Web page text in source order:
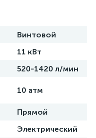
Винтовой
11 кВт
520-1420 л/мин
10 атм
Прямой
Электрический